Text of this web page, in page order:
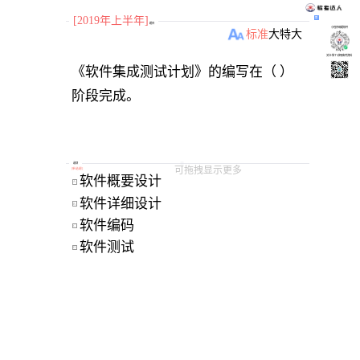
[2019年上半年] 题目
标准大特大
《软件集成测试计划》的编写在（ ）
阶段完成。
可拖拽显示更多
选项
单选题
A 软件概要设计
B 软件详细设计
C 软件编码
D 软件测试
小程序刷题软件
关注“柴丁”获取备考资料